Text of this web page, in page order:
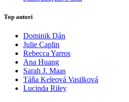
Top autori
Dominik Dán
Julie Caplin
Rebecca Yarros
Ana Huang
Sarah J. Maas
Táňa Keleová Vasilková
Lucinda Riley